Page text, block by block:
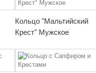
Кольцо "Мальтийский
Крест" Мужское